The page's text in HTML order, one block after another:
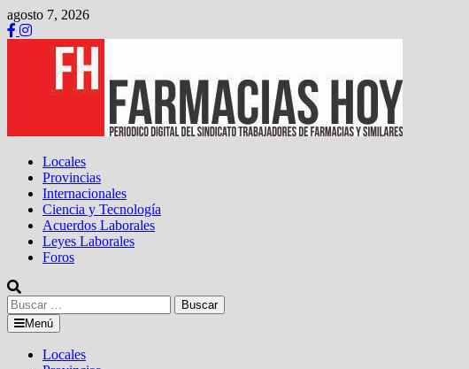
Saltar
al
contenido
agosto 7, 2026
Locales
Provincias
Internacionales
Ciencia y Tecnología
Acuerdos Laborales
Leyes Laborales
Foros
Buscar:
Menú
Locales